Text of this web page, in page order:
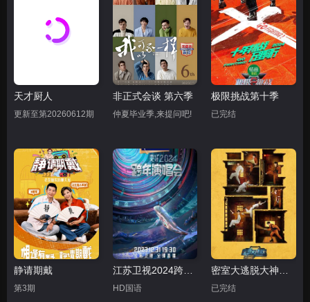
天才厨人
更新至第20260612期
非正式会谈 第六季
仲夏毕业季,来提问吧!
极限挑战第十季
已完结
静请期戴
第3期
江苏卫视2024跨年演唱会
HD国语 已完结